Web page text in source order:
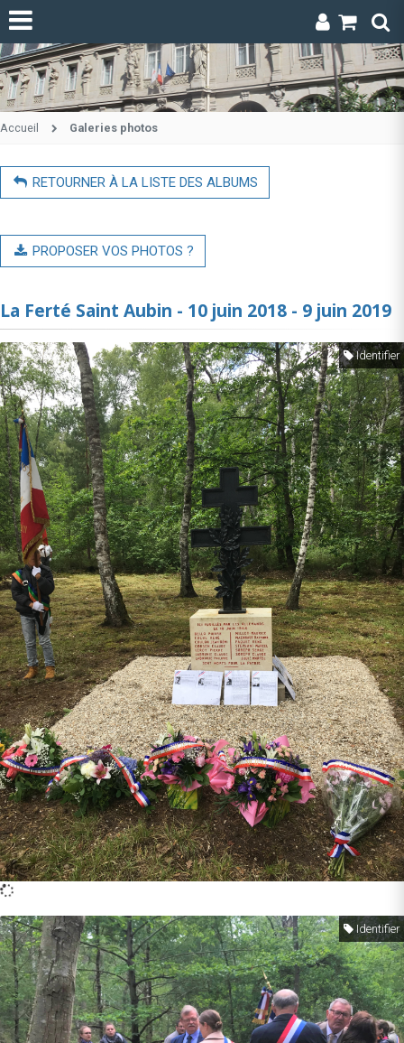
Accueil Galeries photos
RETOURNER À LA LISTE DES ALBUMS
PROPOSER VOS PHOTOS ?
La Ferté Saint Aubin - 10 juin 2018 - 9 juin 2019
Identifier
Identifier